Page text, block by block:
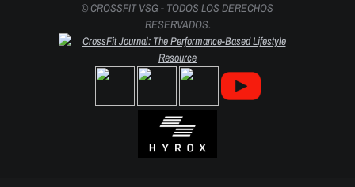
© CROSSFIT VSG - TODOS LOS DERECHOS
RESERVADOS.